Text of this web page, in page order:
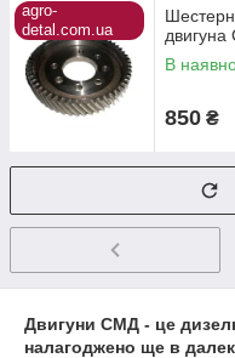
agro-
detal.com.ua
В
850 ₴
Двигуни СМД - це
налагоджено ще в